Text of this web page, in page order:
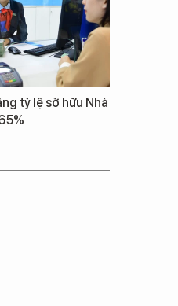
tỷ lệ sở hữu Nhà